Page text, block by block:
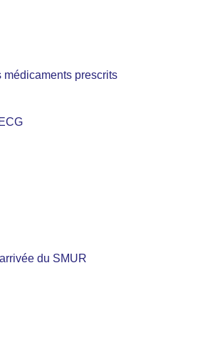
médicaments prescrits
du SMUR